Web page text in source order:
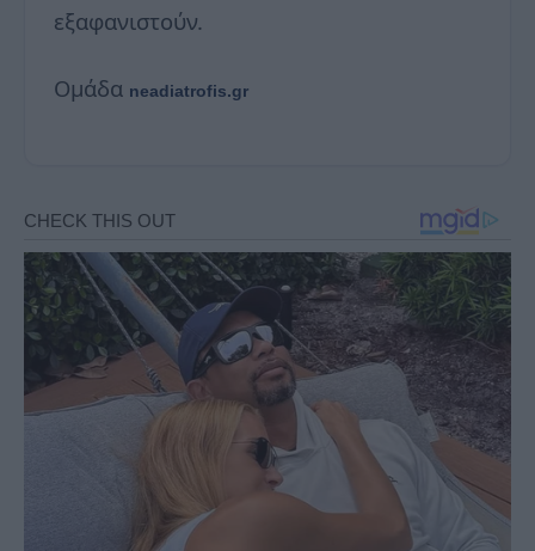
εξαφανιστούν.
Ομάδα neadiatrofis.gr